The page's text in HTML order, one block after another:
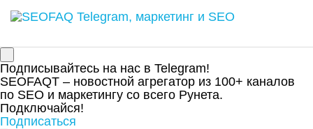
Подписывайтесь на нас в Telegram!
SEOFAQT – новостной агрегатор из 100+ каналов
по SEO и маркетингу со всего Рунета.
Подключайся!
Подписаться